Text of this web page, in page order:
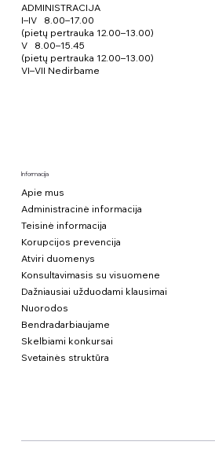
ADMINISTRACIJA
I–IV 8.00–17.00
(pietų pertrauka 12.00–13.00)
V 8.00–15.45
(pietų pertrauka 12.00–13.00)
VI–VII Nedirbame
Informacija
Apie mus
Administracinė informacija
Teisinė informacija
Korupcijos prevencija
Atviri duomenys
Konsultavimasis su visuomene
Dažniausiai užduodami klausimai
Nuorodos
Bendradarbiaujame
Skelbiami konkursai
Svetainės struktūra